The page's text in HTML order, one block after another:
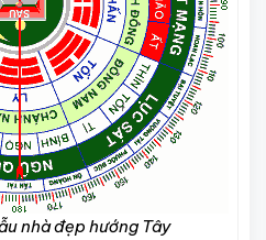
nhà đẹp hướng Tây